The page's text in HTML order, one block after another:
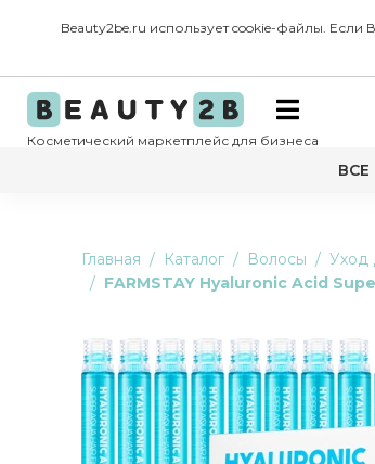
Beauty2be.ru использует cookie-файлы.
Косметический маркетплейс для бизнеса
Главная Каталог Волосы Уход
FARMSTAY Hyaluronic Acid